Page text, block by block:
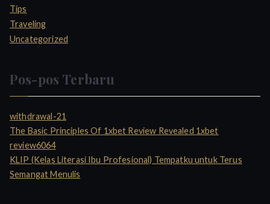
Tips
Traveling
Uncategorized
Pos-pos Terbaru
withdrawal-21
The Basic Principles Of 1xbet Review Revealed 1xbet
review6064
KLIP (Kelas Literasi Ibu Profesional) Tempatku untuk Terus
Semangat Menulis